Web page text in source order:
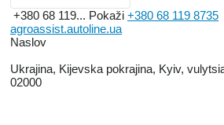
GD5841
G10460
G6400-06
G10501
G10503
G10504
G10051
+380 68 119... Pokaži +380 68 119 8735
agroassist.autoline.ua
Naslov
Ukrajina, Kijevska pokrajina, Kyiv,
02000